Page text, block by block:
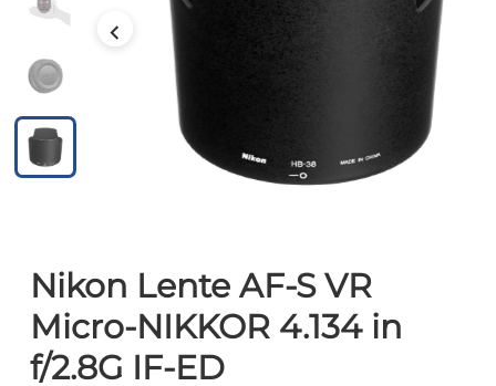
Nikon Lente AF-S VR
Micro-NIKKOR 4.134 in
f/2.8G IF-ED